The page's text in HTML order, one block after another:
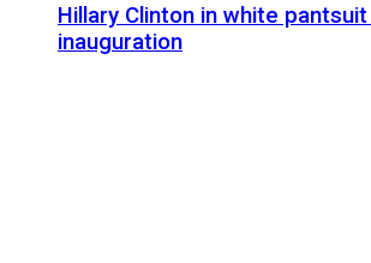
Hillary Clinton in white
inauguration